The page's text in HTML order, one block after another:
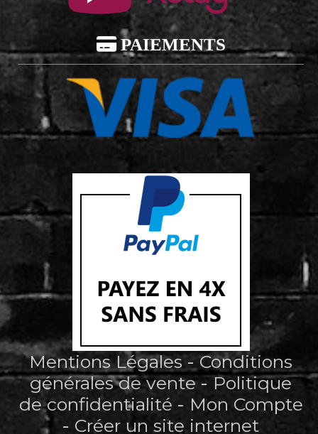
 PAIEMENTS
Mentions Légales
Conditions
générales de vente
Politique
de confidentialité
Mon Compte
Créer un site internet